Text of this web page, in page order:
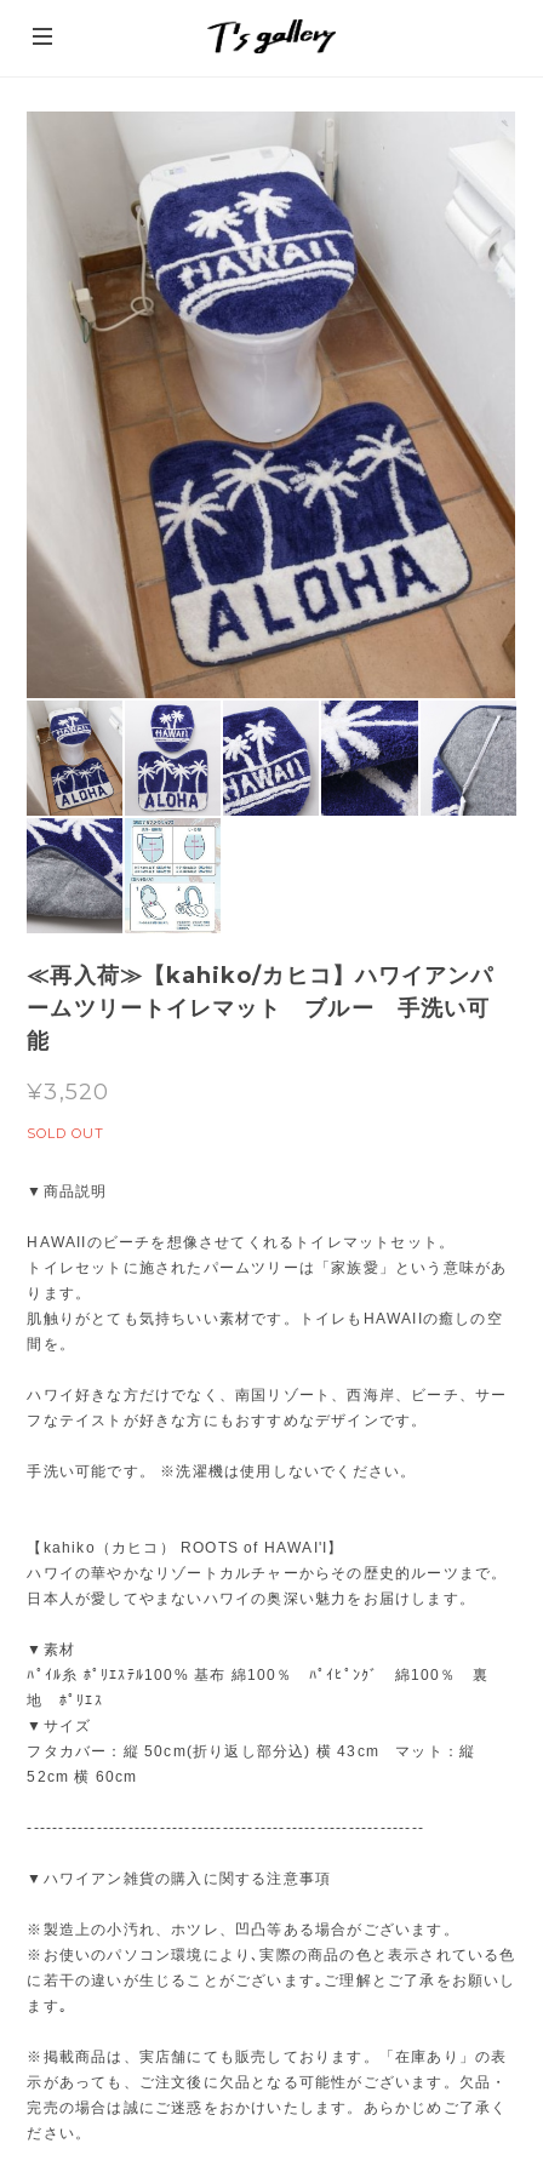
≪再入荷≫【kahiko/カヒコ】ハワイアンパ
ームツリートイレマット ブルー 手洗い可
能
¥3,520
SOLD OUT
▼商品説明
HAWAIIのビーチを想像させてくれるトイレマットセット。
トイレセットに施されたパームツリーは「家族愛」という意味があ
ります。
肌触りがとても気持ちいい素材です。トイレもHAWAIIの癒しの空
間を。
ハワイ好きな方だけでなく、南国リゾート、西海岸、ビーチ、サー
フなテイストが好きな方にもおすすめなデザインです。
手洗い可能です。 ※洗濯機は使用しないでください。
【kahiko（カヒコ） ROOTS of HAWAI'I】
ハワイの華やかなリゾートカルチャーからその歴史的ルーツまで。
日本人が愛してやまないハワイの奥深い魅力をお届けします。
▼素材
ﾊﾟｲﾙ糸 ﾎﾟﾘｴｽﾃﾙ100% 基布 綿100％ ﾊﾟｲﾋﾟﾝｸﾞ 綿100％ 裏
地 ﾎﾟﾘｴｽ
▼サイズ
フタカバー：縦 50cm(折り返し部分込) 横 43cm マット：縦
52cm 横 60cm
---------------------------------------------------------------
▼ハワイアン雑貨の購入に関する注意事項
※製造上の小汚れ、ホツレ、凹凸等ある場合がございます。
※お使いのパソコン環境により､実際の商品の色と表示されている色
に若干の違いが生じることがございます｡ご理解とご了承をお願いし
ます｡
※掲載商品は、実店舗にても販売しております。「在庫あり」の表
示があっても、ご注文後に欠品となる可能性がございます。欠品・
完売の場合は誠にご迷惑をおかけいたします。あらかじめご了承く
ださい。